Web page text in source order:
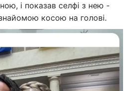
і показав селфі з нею -
косою на голові.